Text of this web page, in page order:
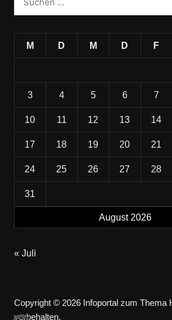
August 2026
M D M D F
3 4 5 6 7
10 11 12 13 14
17 18 19 20 21
24 25 26 27 28
31
« Juli
Copyright © 2026 Infoportal zum Thema
vorbehalten.